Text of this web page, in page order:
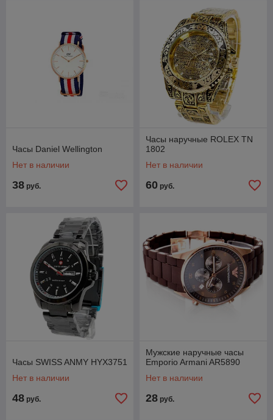
Часы Daniel Wellington
Нет в наличии
38 руб.
Часы наручные ROLEX TN
1802
Нет в наличии
60 руб.
Часы SWISS ANMY HYX3751
Нет в наличии
48 руб.
Мужские наручные часы
Emporio Armani AR5890
Нет в наличии
28 руб.